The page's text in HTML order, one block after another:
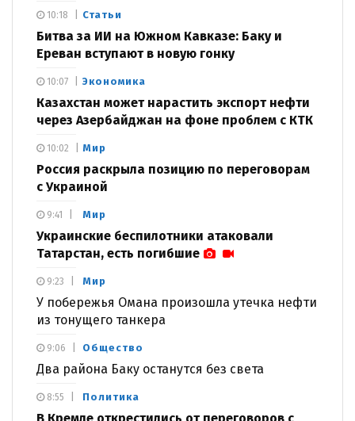
Статьи
Битва за ИИ на Южном Кавказе: Баку и
Ереван вступают в новую гонку
10:18
Экономика
Казахстан может нарастить экспорт нефти
через Азербайджан на фоне проблем с КТК
10:07
Мир
Россия раскрыла позицию по переговорам
с Украиной
10:02
Мир
Украинские беспилотники атаковали
Татарстан, есть погибшие
9:41
Мир
У побережья Омана произошла утечка нефти
из тонущего танкера
9:23
Общество
Два района Баку останутся без света
9:06
Политика
8:55